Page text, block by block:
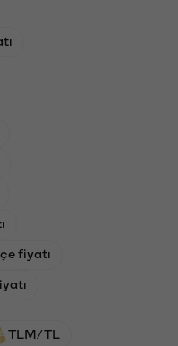
fiyatı
TLM/TL